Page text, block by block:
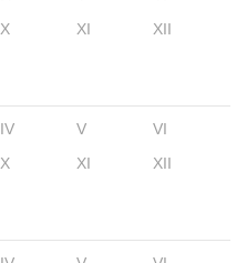
X XI XII
IV V
VI
X XI XII